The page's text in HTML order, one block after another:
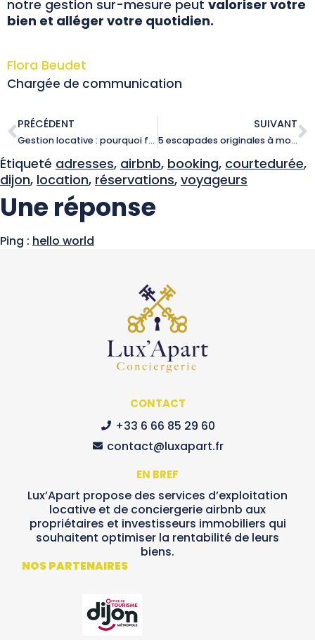
notre gestion sur-mesure peut valoriser votre
bien et alléger votre quotidien.
Flora Beudet
Chargée de communication
PRÉCÉDENT
Gestion locative : pourquoi faire appel à une conciergerie pour votre investissement immobilier ?
SUIVANT
5 escapades originales à moins d’une heure de Dijon
Étiqueté adresses, airbnb, booking, courtedurée,
dijon, location, réservations, voyageurs
Une réponse
Ping : hello world
CONTACT
+33 6 66 85 29 60
contact@luxapart.fr
EN BREF
Lux’Apart propose des services d’exploitation
locative et de conciergerie airbnb aux
propriétaires et investisseurs immobiliers qui
souhaitent optimiser la rentabilité de leurs
biens.
NOS PARTENAIRES